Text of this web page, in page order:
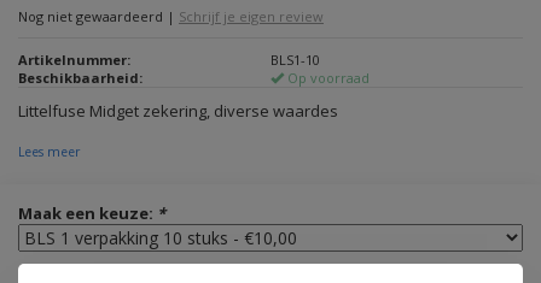
Nog niet gewaardeerd | Schrijf je eigen review
Artikelnummer:
BLS1-10
Beschikbaarheid:
Op voorraad
Littelfuse Midget zekering, diverse waardes
Lees meer
Maak een keuze: *